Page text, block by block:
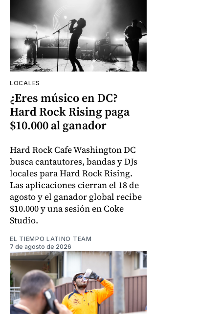
LOCALES
¿Eres músico en DC?
Hard Rock Rising paga
$10.000 al ganador
Hard Rock Cafe Washington DC
busca cantautores, bandas y DJs
locales para Hard Rock Rising.
Las aplicaciones cierran el 18 de
agosto y el ganador global recibe
$10.000 y una sesión en Coke
Studio.
EL TIEMPO LATINO TEAM
7 de agosto de 2026